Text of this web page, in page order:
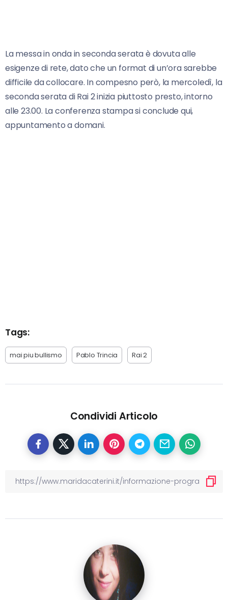
La messa in onda in seconda serata è dovuta alle
esigenze di rete, dato che un format di un’ora sarebbe
difficile da collocare. In compesno però, la mercoledì, la
seconda serata di Rai 2 inizia piuttosto presto, intorno
alle 23.00. La conferenza stampa si conclude qui,
appuntamento a domani.
Tags:
mai piu bullismo Pablo Trincia Rai 2
Condividi Articolo